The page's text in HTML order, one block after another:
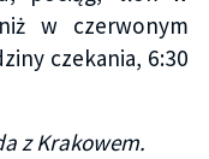
w czerwonym
czekania, 6:30
z Krakowem.